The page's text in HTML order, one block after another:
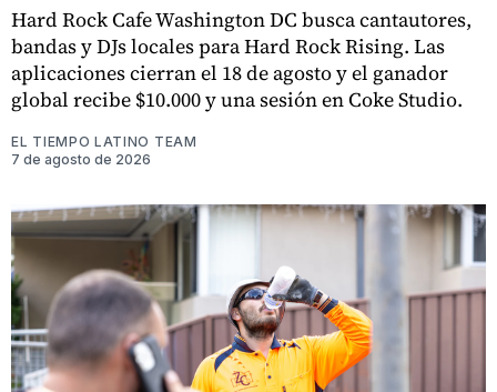
Hard Rock Cafe Washington DC busca cantautores,
bandas y DJs locales para Hard Rock Rising. Las
aplicaciones cierran el 18 de agosto y el ganador
global recibe $10.000 y una sesión en Coke Studio.
EL TIEMPO LATINO TEAM
7 de agosto de 2026